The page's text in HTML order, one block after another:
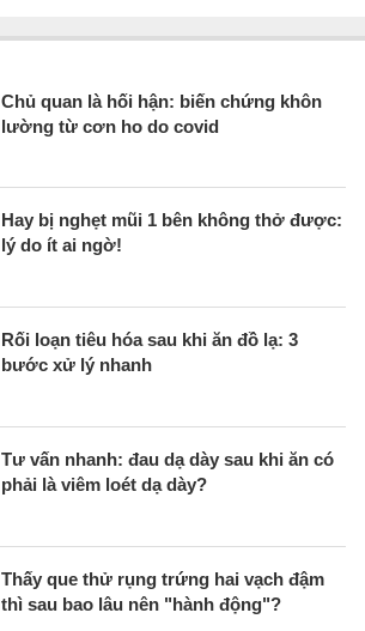
Chủ quan là hối hận: biến chứng khôn
lường từ cơn ho do covid
Hay bị nghẹt mũi 1 bên không thở được:
lý do ít ai ngờ!
Rối loạn tiêu hóa sau khi ăn đồ lạ: 3
bước xử lý nhanh
Tư vấn nhanh: đau dạ dày sau khi ăn có
phải là viêm loét dạ dày?
Thấy que thử rụng trứng hai vạch đậm
thì sau bao lâu nên "hành động"?